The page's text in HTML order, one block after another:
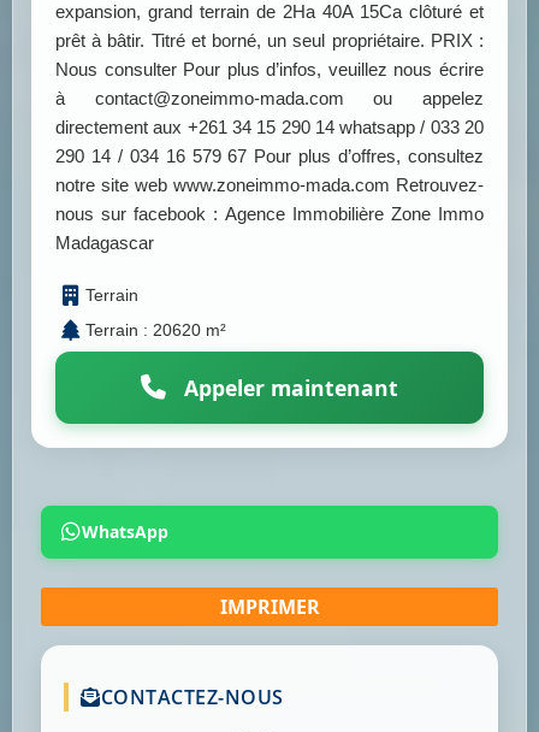
expansion, grand terrain de 2Ha 40A 15Ca clôturé et
prêt à bâtir. Titré et borné, un seul propriétaire. PRIX :
Nous consulter Pour plus d’infos, veuillez nous écrire
à contact@zoneimmo-mada.com ou appelez
directement aux +261 34 15 290 14 whatsapp / 033 20
290 14 / 034 16 579 67 Pour plus d’offres, consultez
notre site web www.zoneimmo-mada.com Retrouvez-
nous sur facebook : Agence Immobilière Zone Immo
Madagascar
Terrain
Terrain : 20620 m²
Appeler maintenant
WhatsApp
CONTACTEZ-NOUS